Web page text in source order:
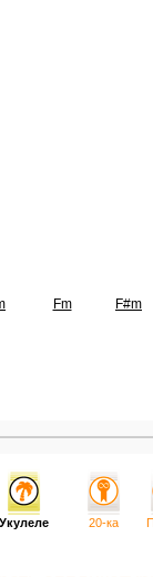
Fm F#m
Укулеле 20-ка